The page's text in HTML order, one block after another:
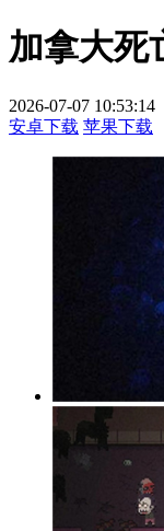
加拿大死
2026-07-07 10:53:14
安卓下载 苹果下载